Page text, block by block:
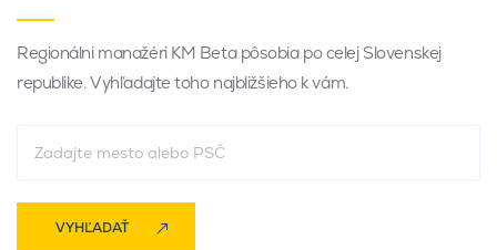
Regionálni manažéri KM Beta pôsobia po celej Slovenskej
republike. Vyhľadajte toho najbližšieho k vám.
VYHĽADAŤ